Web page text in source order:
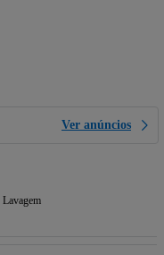
Ver anúncios
Lavagem